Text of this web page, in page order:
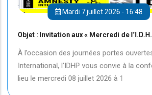
Mardi 7 juillet 2026 - 16:48
Objet : Invitation aux « Mercredi de
À l’occasion des journées portes
International, l’IDHP vous convie à la
lieu le mercredi 08 juillet 2026 à 1